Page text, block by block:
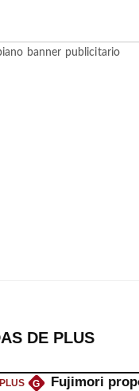
DE PLUS
PLUS G
Fujimori